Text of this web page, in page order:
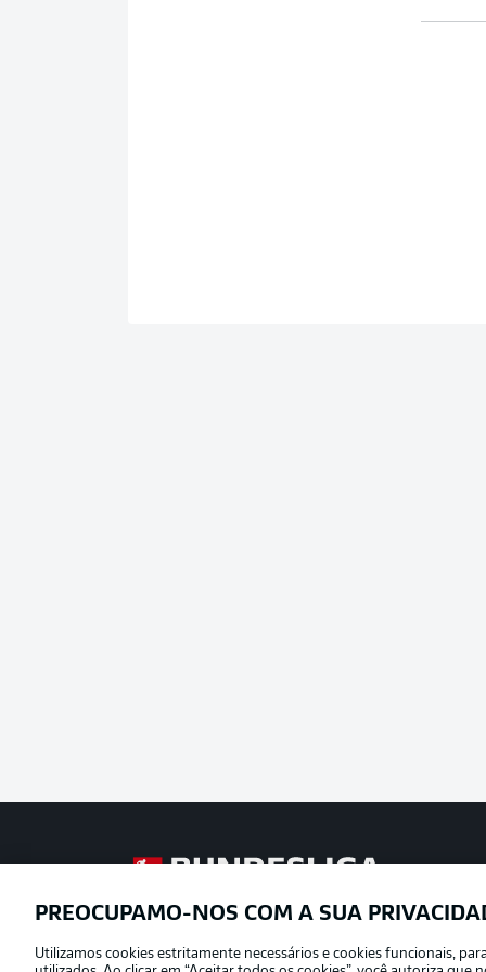
Football as it’s meant to be
Oferecido por
PREOCUPAMO-NOS COM A SUA
Utilizamos cookies estritamente necessários e cookies funcionais,